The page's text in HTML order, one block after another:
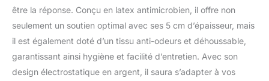
être la réponse. Conçu en latex antimicrobien, il offre non
seulement un soutien optimal avec ses 5 cm d’épaisseur, mais
il est également doté d’un tissu anti-odeurs et déhoussable,
garantissant ainsi hygiène et facilité d’entretien. Avec son
design électrostatique en argent, il saura s’adapter à vos